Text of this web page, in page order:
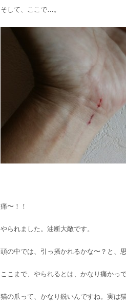
そして、ここで…。
痛〜！！
やられました。油断大敵です。
頭の中では、引っ掻かれるかな〜？と、
ここまで、やられるとは、かなり痛かっ
猫の爪って、かなり鋭いんですね。実は